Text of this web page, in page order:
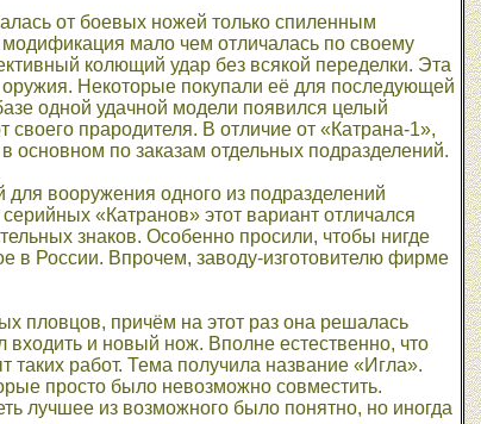
от боевых ножей только спиленным
модификация мало чем отличалась по своему
колющий удар без всякой переделки. Эта
Некоторые покупали её для последующей
одной удачной модели появился целый
прародителя. В отличие от «Катрана-1»,
основном по заказам отдельных подразделений.
вооружения одного из подразделений
«Катранов» этот вариант отличался
знаков. Особенно просили, чтобы нигде
в России. Впрочем, заводу-изготовителю фирме
пловцов, причём на этот раз она решалась
и новый нож. Вполне естественно, что
работ. Тема получила название «Игла».
просто было невозможно совместить.
лучшее из возможного было понятно, но иногда